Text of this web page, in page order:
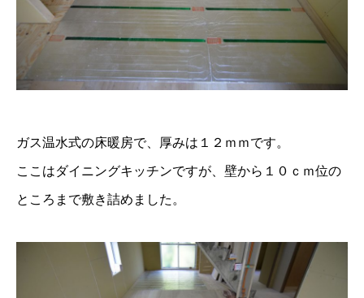
ガス温水式の床暖房で、厚みは１２ｍｍです。
ここはダイニングキッチンですが、壁から１０ｃｍ位の
ところまで敷き詰めました。